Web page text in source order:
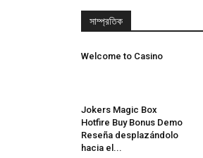
সাম্প্রতিক
Welcome to Casino
Jokers Magic Box
Hotfire Buy Bonus Demo
Reseña desplazándolo
hacia el...